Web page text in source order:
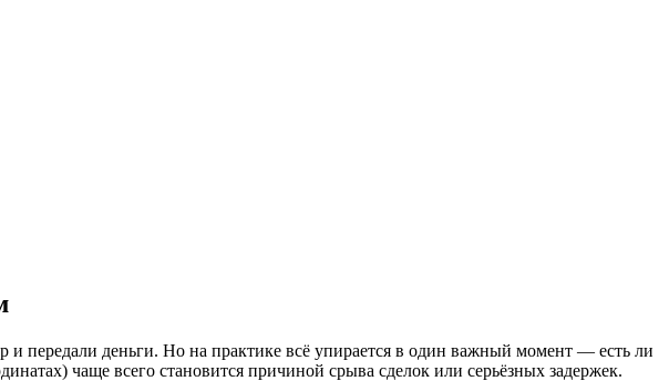
и передали деньги. Но на практике всё упирается в один важный момент — есть ли
чаще всего становится причиной срыва сделок или серьёзных задержек.